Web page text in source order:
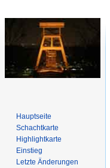
Hauptseite
Schachtkarte
Highlightkarte
Einstieg
Letzte Änderungen